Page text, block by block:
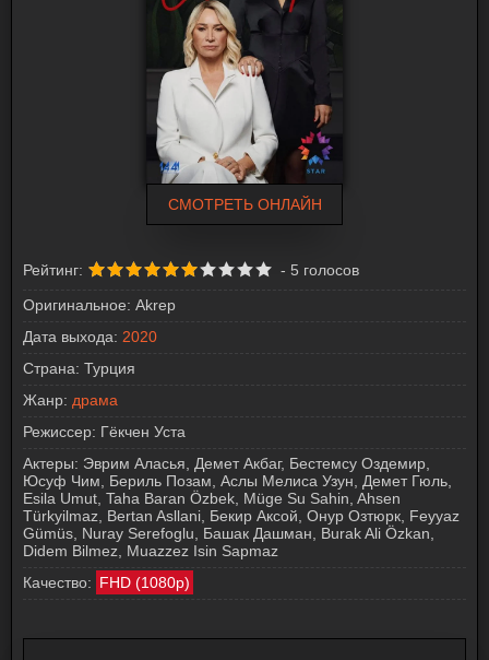
СМОТРЕТЬ ОНЛАЙН
Рейтинг: - 5 голосов
Оригинальное: Akrep
Дата выхода: 2020
Страна: Турция
Жанр: драма
Режиссер: Гёкчен Уста
Актеры: Эврим Аласья, Демет Акбаг, Бестемсу Оздемир,
Юсуф Чим, Бериль Позам, Аслы Мелиса Узун, Демет Гюль,
Esila Umut, Taha Baran Özbek, Müge Su Sahin, Ahsen
Türkyilmaz, Bertan Asllani, Бекир Аксой, Онур Озтюрк, Feyyaz
Gümüs, Nuray Serefoglu, Башак Дашман, Burak Ali Özkan,
Didem Bilmez, Muazzez Isin Sapmaz
Качество: FHD (1080p)